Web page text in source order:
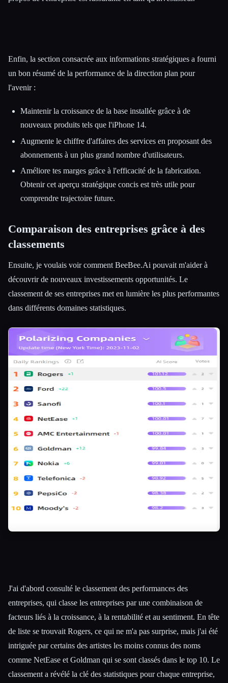
Enfin, la section consacrée aux informations stratégiques a fourni
un bon résumé de la performance de la direction plan pour
l'avenir :
Maintenir la croissance de la base installée grâce à de
nouveaux produits tels que l'iPhone 14.
Augmente le chiffre d'affaires des services en proposant des
abonnements à un plus grand nombre d'utilisateurs.
Améliore tes marges grâce à l'efficacité de la fabrication.
Obtenir cet aperçu stratégique concis est très utile pour
comprendre trajectoire future.
Comparaison des entreprises grâce à des
classements
Ensuite, je voulais voir comment BeeBee.Ai pouvait m'aider à
découvrir de nouveaux investissements opportunités. Le
classement de ses entreprises met en lumière les plus performantes
dans différents domaines statistiques.
J'ai d'abord consulté le classement des performances des
entreprises, qui classe les entreprises par une combinaison de
facteurs liés à la croissance, à la rentabilité et au sentiment. En tête
de liste se trouvait Rogers, ce qui ne m'a pas surprise, mais j'ai été
intriguée par certains des artistes les moins connus des noms
comme NetEase et Goldman qui se sont classés dans le top 10. Le
classement a révélé la clé des statistiques pour chaque entreprise,